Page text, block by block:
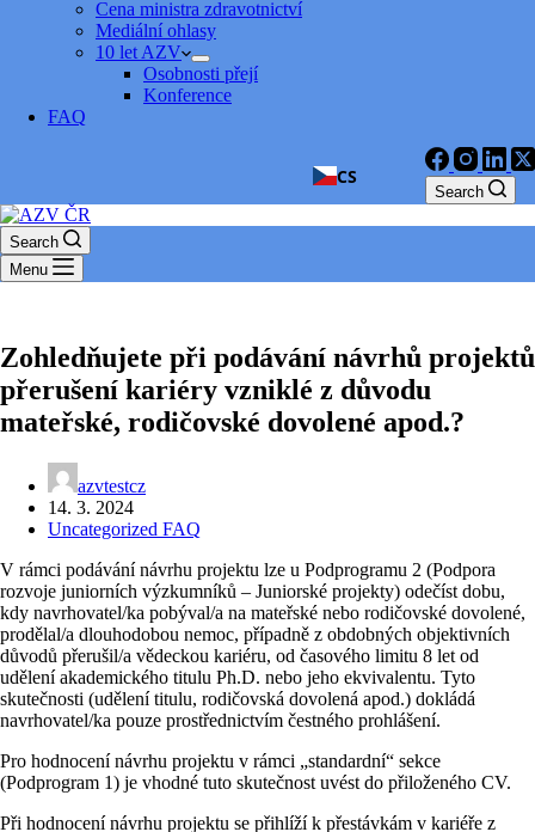
Cena ministra zdravotnictví
Mediální ohlasy
10 let AZV
Osobnosti přejí
Konference
FAQ
Search
CS
Search
Menu
Zohledňujete při podávání návrhů projektů
přerušení kariéry vzniklé z důvodu
mateřské, rodičovské dovolené apod.?
azvtestcz
14. 3. 2024
Uncategorized FAQ
V rámci podávání návrhu projektu lze u Podprogramu 2 (Podpora
rozvoje juniorních výzkumníků – Juniorské projekty) odečíst dobu,
kdy navrhovatel/ka pobýval/a na mateřské nebo rodičovské dovolené,
prodělal/a dlouhodobou nemoc, případně z obdobných objektivních
důvodů přerušil/a vědeckou kariéru, od časového limitu 8 let od
udělení akademického titulu Ph.D. nebo jeho ekvivalentu. Tyto
skutečnosti (udělení titulu, rodičovská dovolená apod.) dokládá
navrhovatel/ka pouze prostřednictvím čestného prohlášení.
Pro hodnocení návrhu projektu v rámci „standardní“ sekce
(Podprogram 1) je vhodné tuto skutečnost uvést do přiloženého CV.
Při hodnocení návrhu projektu se přihlíží k přestávkám v kariéře z